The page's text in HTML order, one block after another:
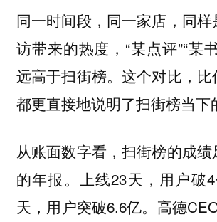
同一时间段，同一家店，同
访带来的热度，“某点评”“某
远高于扫街榜。这个对比，
都更直接地说明了扫街榜当下
从账面数字看，扫街榜的成
的年报。上线23天，用户破
天，用户突破6.6亿。高德